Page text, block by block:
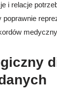
i relacje
poprawnie